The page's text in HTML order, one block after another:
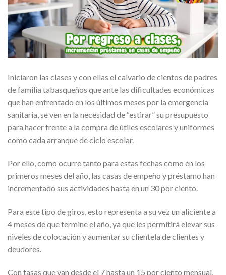
Iniciaron las clases y con ellas el calvario de cientos de padres
de familia tabasqueños que ante las dificultades económicas
que han enfrentado en los últimos meses por la emergencia
sanitaria, se ven en la necesidad de “estirar” su presupuesto
para hacer frente a la compra de útiles escolares y uniformes
como cada arranque de ciclo escolar.
Por ello, como ocurre tanto para estas fechas como en los
primeros meses del año, las casas de empeño y préstamo han
incrementado sus actividades hasta en un 30 por ciento.
Para este tipo de giros, esto representa a su vez un aliciente a
4 meses de que termine el año, ya que les permitirá elevar sus
niveles de colocación y aumentar su clientela de clientes y
deudores.
Con tasas que van desde el 7 hasta un 15 por ciento mensual,